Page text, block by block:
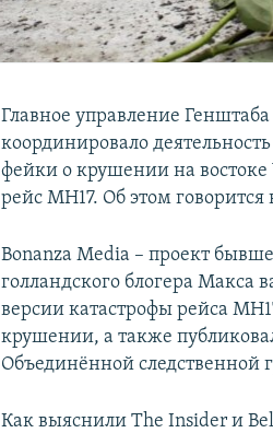
Главное управление
координировало
фейки о крушении на
рейс MH17. Об этом
Bonanza Media – проект
голландского блогера
версии катастрофы рейса
крушении, а также
Объединённой следственной
Как выяснили The Insider и